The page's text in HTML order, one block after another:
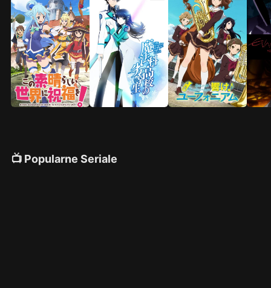
📺 Popularne Seriale